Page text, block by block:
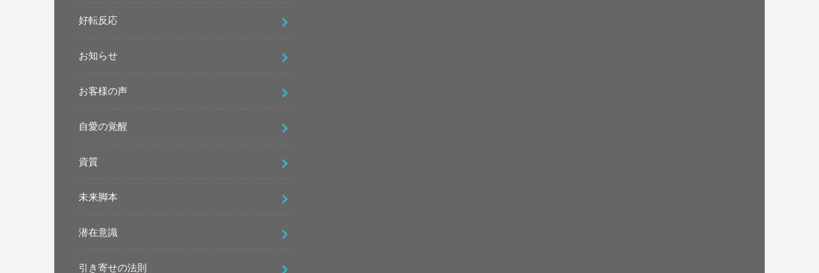
好転反応
お知らせ
お客様の声
自愛の覚醒
資質
未来脚本
潜在意識
引き寄せの法則